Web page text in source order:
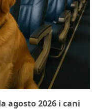
agosto 2026 i cani